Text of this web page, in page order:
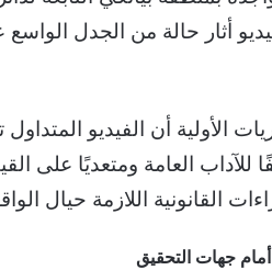
أثار حالة من الجدل
الأولية أن الفيديو
للآداب العامة ومتعديًا على
القانونية اللازمة حيال
جهات التحقيق